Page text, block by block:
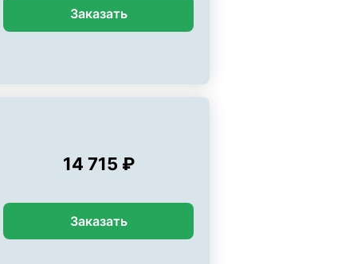
Заказать
14 715 ₽
Заказать